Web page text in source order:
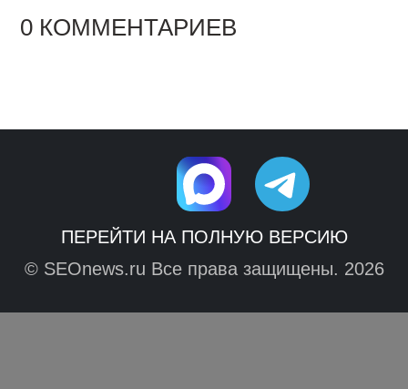
0 КОММЕНТАРИЕВ
ПЕРЕЙТИ НА ПОЛНУЮ ВЕРСИЮ
© SEOnews.ru Все права защищены. 2026